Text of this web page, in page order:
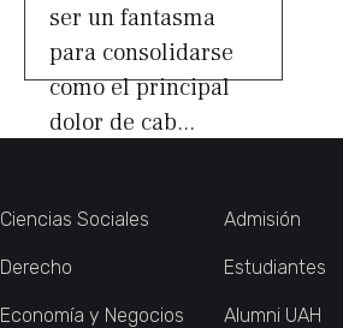
ser un fantasma
para consolidarse
como el principal
dolor de cab...
Ciencias Sociales
Derecho
Economía y Negocios
Admisión
Estudiantes
Alumni UAH